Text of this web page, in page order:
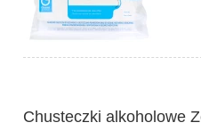
Chusteczki alkoholowe